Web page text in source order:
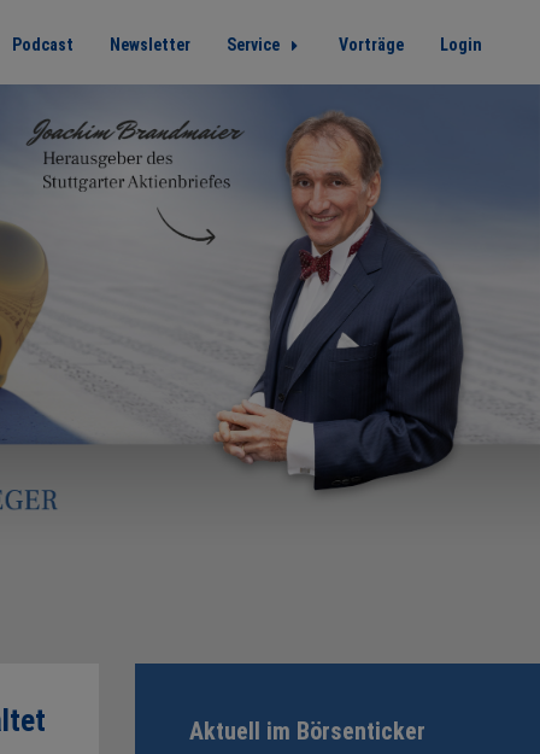
Podcast Newsletter Service Vorträge Login
Aktuell im Börsenticker